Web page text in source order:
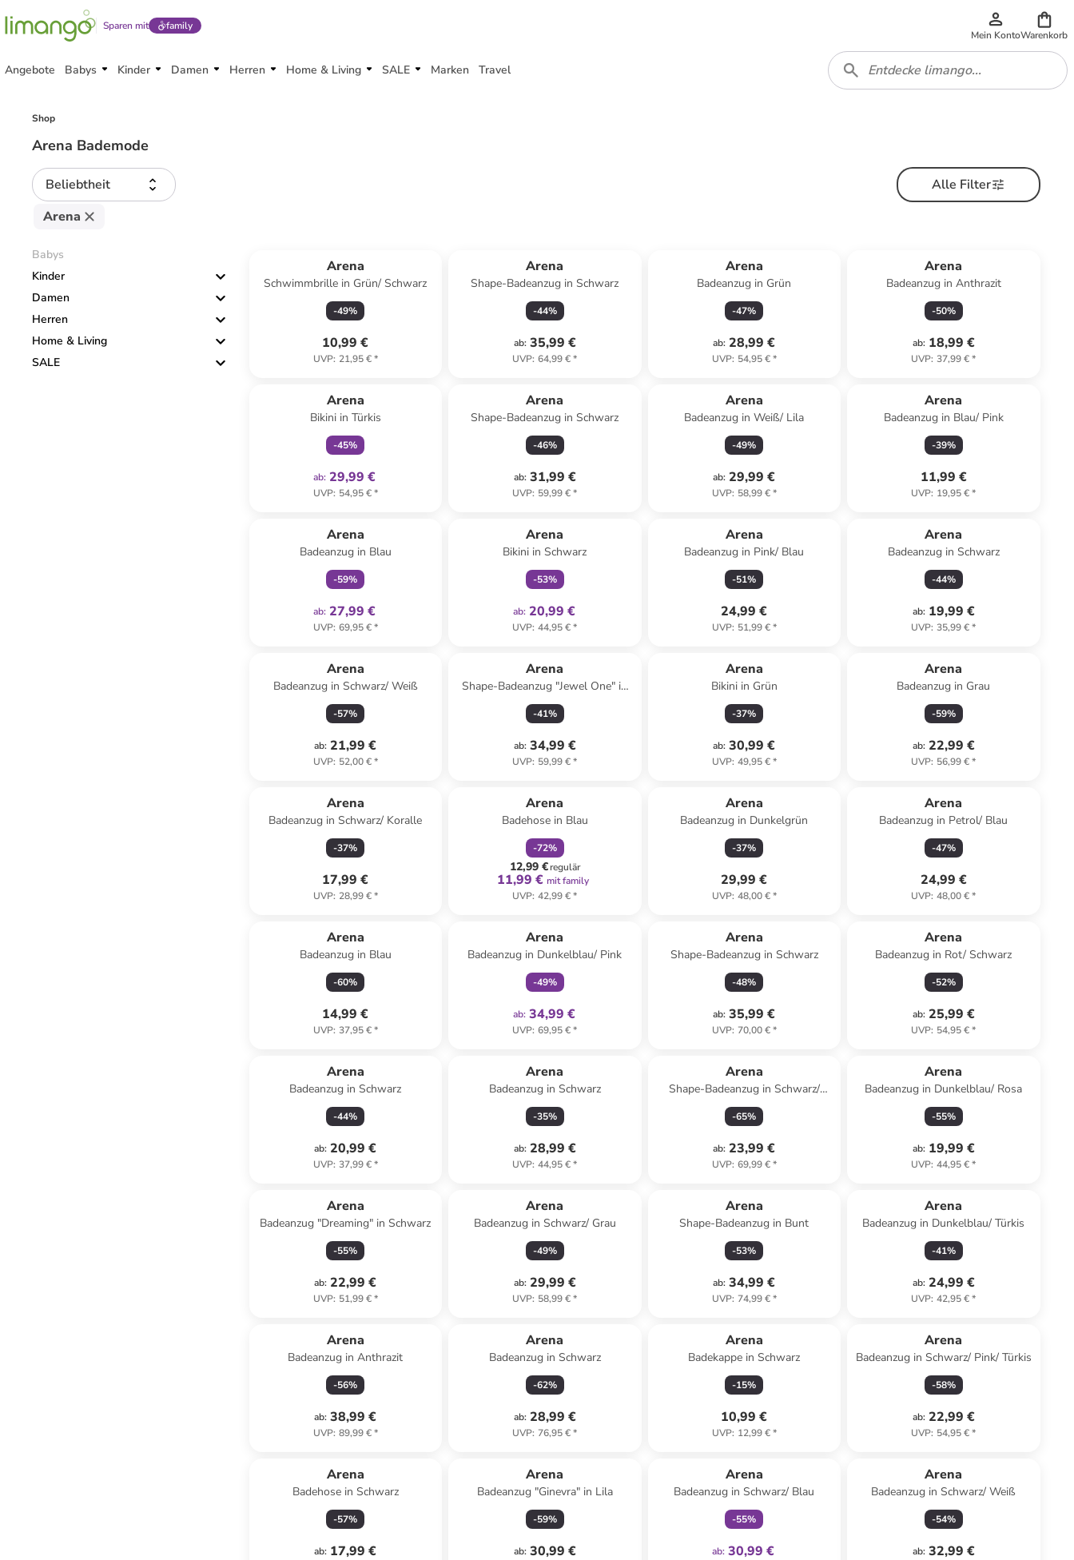
Sparen mit family
Mein KontoWarenkorb
Angebote Babys Kinder Damen Herren Home & Living SALE Marken Travel
Shop
Arena Bademode
Beliebtheit
Alle Filter
Arena
Babys
Kinder
Damen
Herren
Home & Living
SALE
Arena
Schwimmbrille in Grün/ Schwarz
-49%
10,99 €
UVP: 21,95 €*
Arena
Shape-Badeanzug in Schwarz
-44%
ab: 35,99 €
UVP: 64,99 €*
Arena
Badeanzug in Grün
-47%
ab: 28,99 €
UVP: 54,95 €*
Arena
Badeanzug in Anthrazit
-50%
ab: 18,99 €
UVP: 37,99 €*
Arena
Bikini in Türkis
-45%
ab: 29,99 €
UVP: 54,95 €*
Arena
Shape-Badeanzug in Schwarz
-46%
ab: 31,99 €
UVP: 59,99 €*
Arena
Badeanzug in Weiß/ Lila
-49%
ab: 29,99 €
UVP: 58,99 €*
Arena
Badeanzug in Blau/ Pink
-39%
11,99 €
UVP: 19,95 €*
Arena
Badeanzug in Blau
-59%
ab: 27,99 €
UVP: 69,95 €*
Arena
Bikini in Schwarz
-53%
ab: 20,99 €
UVP: 44,95 €*
Arena
Badeanzug in Pink/ Blau
-51%
24,99 €
UVP: 51,99 €*
Arena
Badeanzug in Schwarz
-44%
ab: 19,99 €
UVP: 35,99 €*
Arena
Badeanzug in Schwarz/ Weiß
-57%
ab: 21,99 €
UVP: 52,00 €*
Arena
Shape-Badeanzug "Jewel One" in
Schwarz
-41%
ab: 34,99 €
UVP: 59,99 €*
Arena
Bikini in Grün
-37%
ab: 30,99 €
UVP: 49,95 €*
Arena
Badeanzug in Grau
-59%
ab: 22,99 €
UVP: 56,99 €*
Arena
Badeanzug in Schwarz/ Koralle
-37%
17,99 €
UVP: 28,99 €*
Arena
Badehose in Blau
-72%
12,99 €regulär
11,99 € mit family
UVP: 42,99 €*
Arena
Badeanzug in Dunkelgrün
-37%
29,99 €
UVP: 48,00 €*
Arena
Badeanzug in Petrol/ Blau
-47%
24,99 €
UVP: 48,00 €*
Arena
Badeanzug in Blau
-60%
14,99 €
UVP: 37,95 €*
Arena
Badeanzug in Dunkelblau/ Pink
-49%
ab: 34,99 €
UVP: 69,95 €*
Arena
Shape-Badeanzug in Schwarz
-48%
ab: 35,99 €
UVP: 70,00 €*
Arena
Badeanzug in Rot/ Schwarz
-52%
ab: 25,99 €
UVP: 54,95 €*
Arena
Badeanzug in Schwarz
-44%
ab: 20,99 €
UVP: 37,99 €*
Arena
Badeanzug in Schwarz
-35%
ab: 28,99 €
UVP: 44,95 €*
Arena
Shape-Badeanzug in Schwarz/
Weiß
-65%
ab: 23,99 €
UVP: 69,99 €*
Arena
Badeanzug in Dunkelblau/ Rosa
-55%
ab: 19,99 €
UVP: 44,95 €*
Arena
Badeanzug "Dreaming" in Schwarz
-55%
ab: 22,99 €
UVP: 51,99 €*
Arena
Badeanzug in Schwarz/ Grau
-49%
ab: 29,99 €
UVP: 58,99 €*
Arena
Shape-Badeanzug in Bunt
-53%
ab: 34,99 €
UVP: 74,99 €*
Arena
Badeanzug in Dunkelblau/ Türkis
-41%
ab: 24,99 €
UVP: 42,95 €*
Arena
Badeanzug in Anthrazit
-56%
ab: 38,99 €
UVP: 89,99 €*
Arena
Badeanzug in Schwarz
-62%
ab: 28,99 €
UVP: 76,95 €*
Arena
Badekappe in Schwarz
-15%
10,99 €
UVP: 12,99 €*
Arena
Badeanzug in Schwarz/ Pink/ Türkis
-58%
ab: 22,99 €
UVP: 54,95 €*
Arena
Badehose in Schwarz
-57%
ab: 17,99 €
Arena
Badeanzug "Ginevra" in Lila
-59%
ab: 30,99 €
Arena
Badeanzug in Schwarz/ Blau
-55%
ab: 30,99 €
Arena
Badeanzug in Schwarz/ Weiß
-54%
ab: 32,99 €